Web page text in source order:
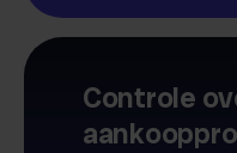
Controle